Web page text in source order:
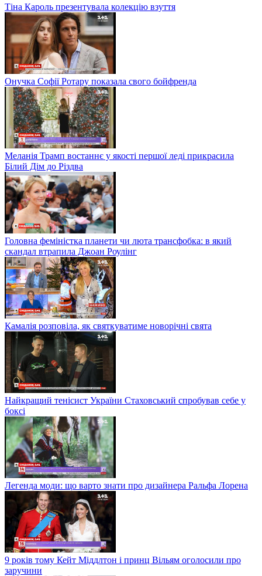
Тіна Кароль презентувала колекцію взуття
Онучка Софії Ротару показала свого бойфренда
Меланія Трамп востаннє у якості першої леді прикрасила
Білий Дім до Різдва
Головна феміністка планети чи люта трансфобка: в який
скандал втрапила Джоан Роулінг
Камалія розповіла, як святкуватиме новорічні свята
Найкращий тенісист України Стаховський спробував себе у
боксі
Легенда моди: що варто знати про дизайнера Ральфа Лорена
9 років тому Кейт Міддлтон і принц Вільям оголосили про
заручини